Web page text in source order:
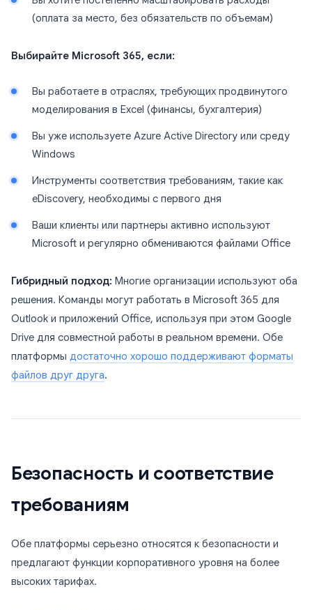
(оплата за место, без обязательств по объемам)
Выбирайте Microsoft 365, если:
Вы работаете в отраслях, требующих продвинутого
моделирования в Excel (финансы, бухгалтерия)
Вы уже используете Azure Active Directory или среду
Windows
Инструменты соответствия требованиям, такие как
eDiscovery, необходимы с первого дня
Ваши клиенты или партнеры активно используют
Microsoft и регулярно обмениваются файлами Office
Гибридный подход: Многие организации используют оба
решения. Команды могут работать в Microsoft 365 для
Outlook и приложений Office, используя при этом Google
Drive для совместной работы в реальном времени. Обе
платформы достаточно хорошо поддерживают форматы
файлов друг друга.
Безопасность и соответствие
требованиям
Обе платформы серьезно относятся к безопасности и
предлагают функции корпоративного уровня на более
высоких тарифах.